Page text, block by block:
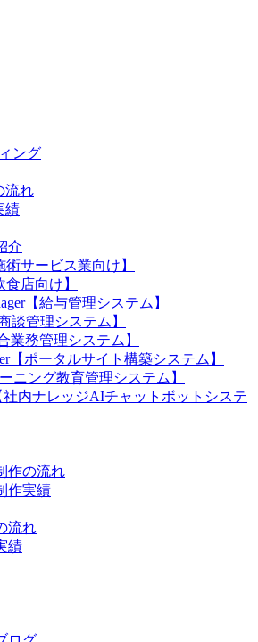
ング
流れ
績
介
術サービス業向け】
食店向け】
【給与管理システム】
談管理システム】
業務管理システム】
【ポータルサイト構築システム】
ニング教育管理システム】
社内ナレッジAIチャットボットシステ
作の流れ
作実績
流れ
績